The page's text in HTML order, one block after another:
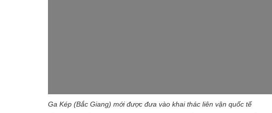
Ga Kép (Bắc Giang) mới được đưa vào khai thác liên vận quốc tế